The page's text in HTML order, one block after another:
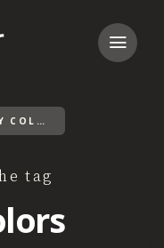
CANDY COLORS
tag